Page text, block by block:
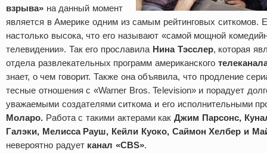
взрыва» на данный момент
является в Америке одним из самым рейтинговых ситкомов.
настолько высока, что его называют «самой мощной
телевидении». Так его прославила Нина Тэсслер, которая
отдела развлекательных программ американского
знает, о чем говорит. Также она объявила, что продление
тесные отношения с «Warner Bros. Television» и порадует
уважаемыми создателями ситкома и его исполнительными
Моларо. Работа с такими актерами какДжим Парсонс,
Галэки, Мелисса Рауш, Кейли Куоко, Саймон Хелбер и
невероятно радует канал «CBS».